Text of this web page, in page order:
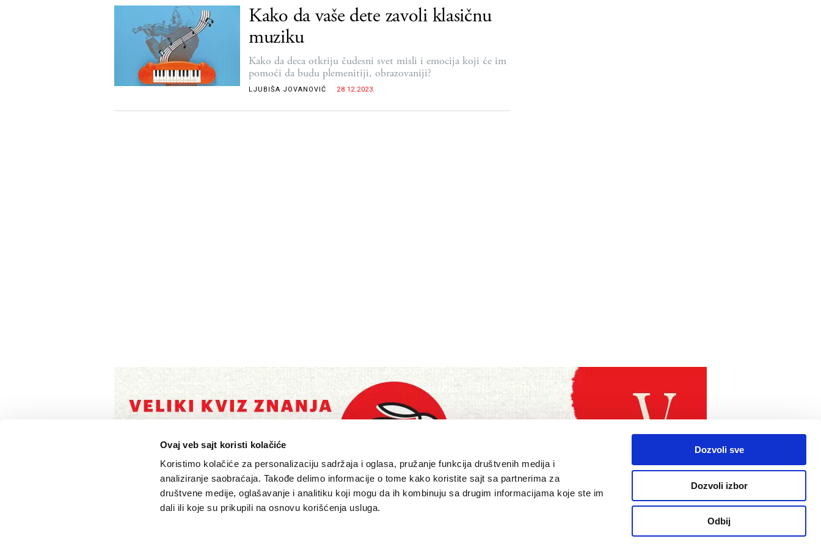
Ovaj veb sajt koristi kolačiće
Koristimo kolačiće za personalizaciju sadržaja i oglasa, pružanje funkcija društvenih medija i
analiziranje saobraćaja. Takođe delimo informacije o tome kako koristite sajt sa partnerima za
društvene medije, oglašavanje i analitiku koji mogu da ih kombinuju sa drugim informacijama koje ste im
dali ili koje su prikupili na osnovu korišćenja usluga.
Dozvoli sve
Dozvoli izbor
Odbij
Kako da vaše dete zavoli klasičnu
muziku
Kako da deca otkriju čudesni svet misli i emocija koji će im
pomoći da budu plemenitiji, obrazovaniji?
LJUBIŠA JOVANOVIĆ 28.12.2023.